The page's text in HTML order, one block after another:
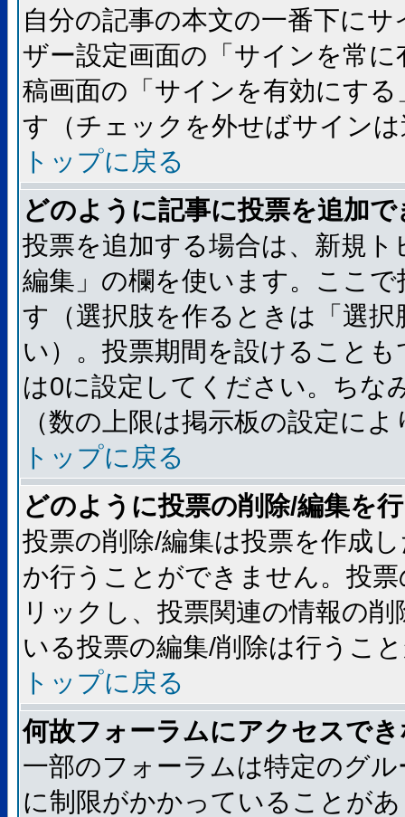
自分の記事の本文の一番下に
ザー設定画面の「サインを常
稿画面の「サインを有効にす
す（チェックを外せばサイン
トップに戻る
どのように記事に投票を追加
投票を追加する場合は、新規
編集」の欄を使います。ここ
す（選択肢を作るときは「選
い）。投票期間を設けること
は0に設定してください。ちな
（数の上限は掲示板の設定に
トップに戻る
どのように投票の削除/編集を
投票の削除/編集は投票を作成
か行うことができません。投
リックし、投票関連の情報の
いる投票の編集/削除は行うこ
トップに戻る
何故フォーラムにアクセスで
一部のフォーラムは特定のグ
に制限がかかっていることが